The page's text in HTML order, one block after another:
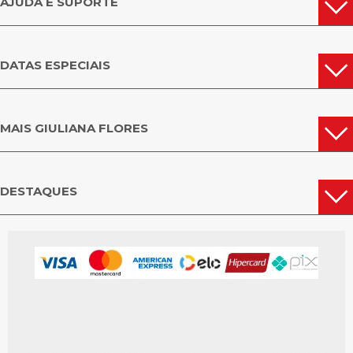
Delicada, feminina e linda, a Rosa Encantada Pink é uma das mais
ROSA ENCANTADA LILÁS
ENCANTADA?
Para manter a durabilidade das Rosas Encantadas, as flores naturais
recebem um tratamento cuidadoso com uma técnica específica, na qual
atraem insetos, nem mofos comuns ao processo de decomposição.
DATAS ESPECIAIS
MAIS GIULIANA FLORES
DESTAQUES